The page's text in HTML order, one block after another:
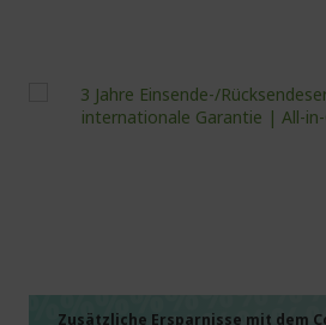
Zusätzliche Ersparnisse mit dem